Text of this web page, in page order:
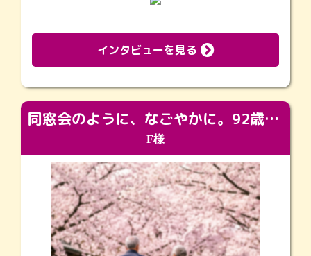
インタビューを見る
同窓会のように、なごやかに。92歳の旅立ちを彩った、再会と感謝の場
F様